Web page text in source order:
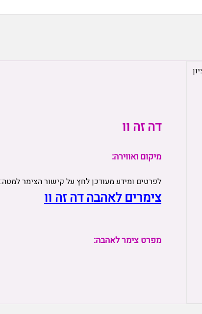
דה זה וו
מיקום ואווירה:
לפרטים ומידע מעודכן לחץ על קישור הצימר למטה:
צימרים לאהבה דה זה וו
מפרט צימר לאהבה: